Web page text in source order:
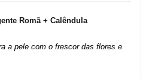
Romã + Calêndula
a pele com o frescor das flores e